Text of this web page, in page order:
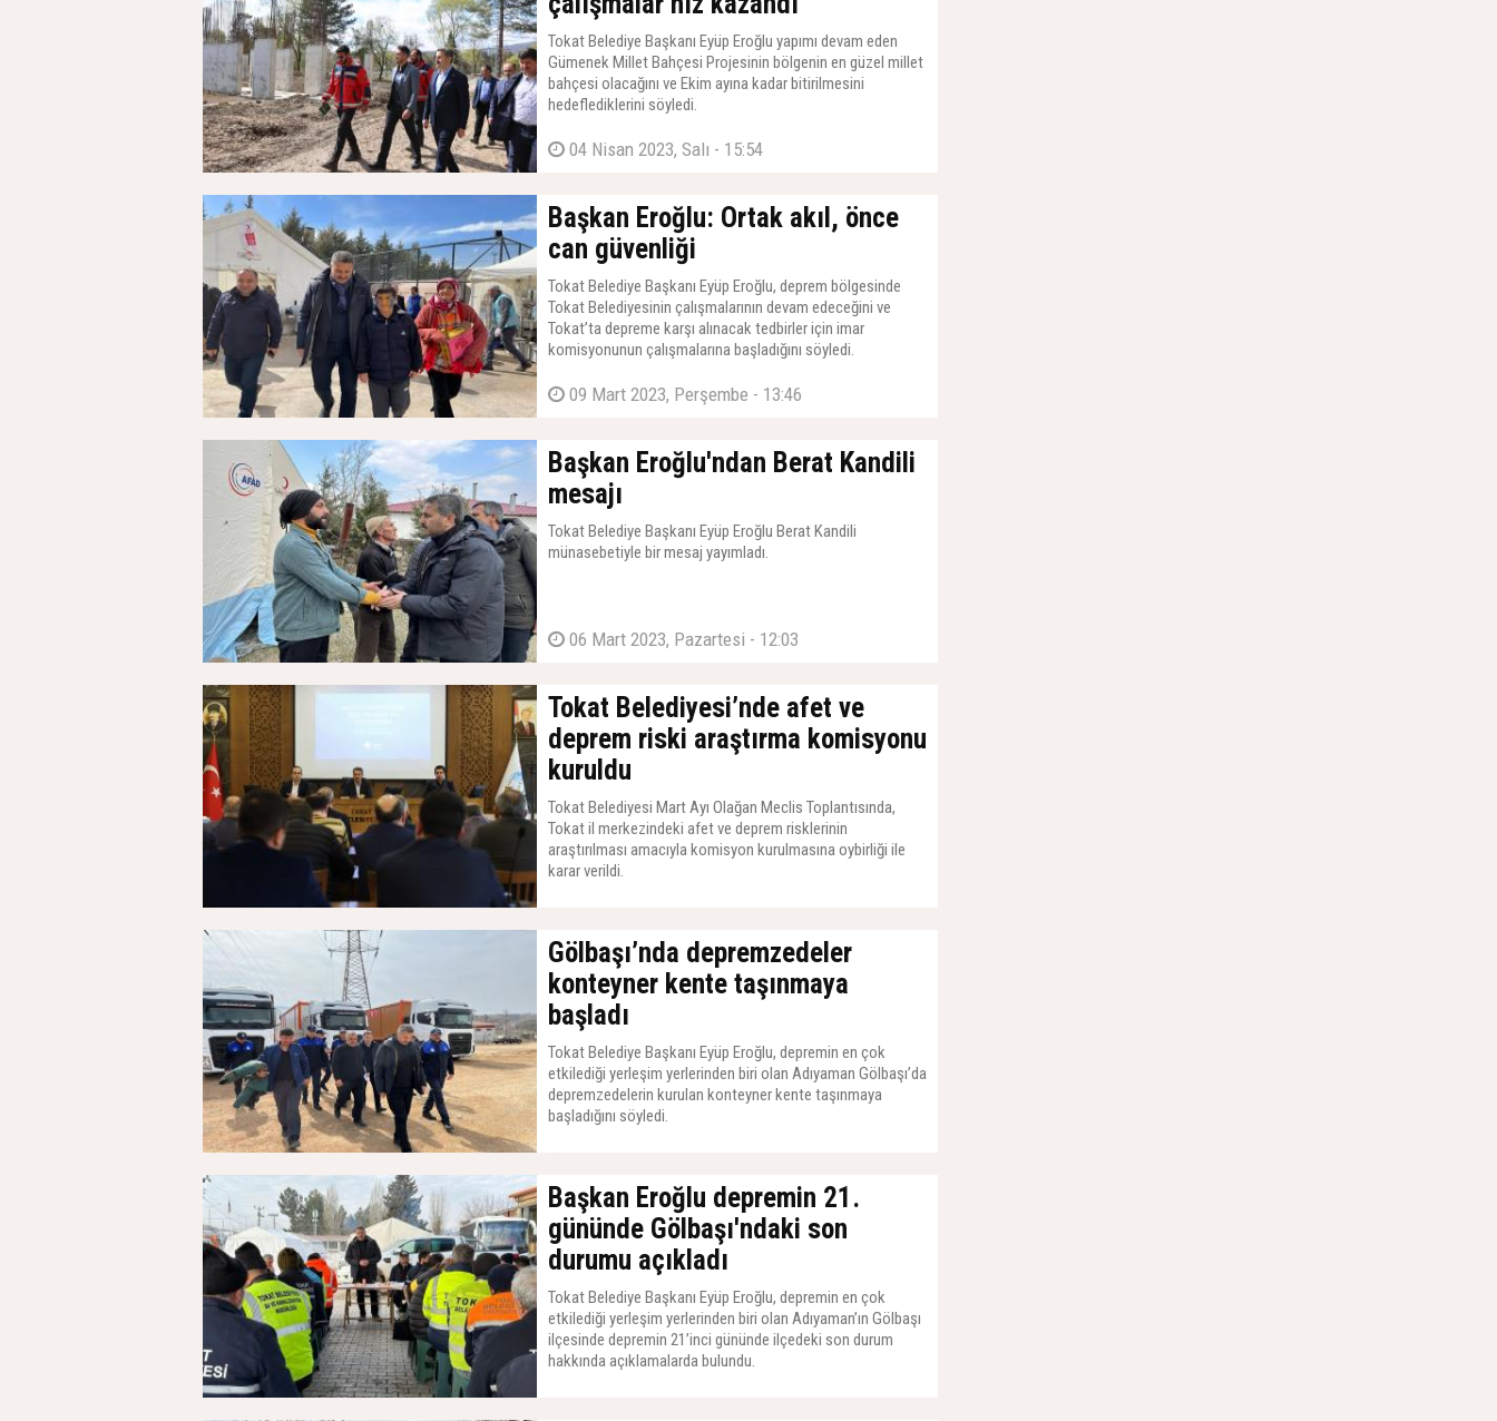
Tokat Belediye Başkanı Eyüp Eroğlu yapımı devam eden
Gümenek Millet Bahçesi Projesinin bölgenin en güzel millet
bahçesi olacağını ve Ekim ayına kadar bitirilmesini
hedeflediklerini söyledi.
04 Nisan 2023, Salı - 15:54
Başkan Eroğlu: Ortak akıl, önce
can güvenliği
Tokat Belediye Başkanı Eyüp Eroğlu, deprem bölgesinde
Tokat Belediyesinin çalışmalarının devam edeceğini ve
Tokat’ta depreme karşı alınacak tedbirler için imar
komisyonunun çalışmalarına başladığını söyledi.
09 Mart 2023, Perşembe - 13:46
Başkan Eroğlu'ndan Berat Kandili
mesajı
Tokat Belediye Başkanı Eyüp Eroğlu Berat Kandili
münasebetiyle bir mesaj yayımladı.
06 Mart 2023, Pazartesi - 12:03
Tokat Belediyesi’nde afet ve
deprem riski araştırma komisyonu
kuruldu
Tokat Belediyesi Mart Ayı Olağan Meclis Toplantısında,
Tokat il merkezindeki afet ve deprem risklerinin
araştırılması amacıyla komisyon kurulmasına oybirliği ile
karar verildi.
Gölbaşı’nda depremzedeler
konteyner kente taşınmaya
başladı
Tokat Belediye Başkanı Eyüp Eroğlu, depremin en çok
etkilediği yerleşim yerlerinden biri olan Adıyaman Gölbaşı’da
depremzedelerin kurulan konteyner kente taşınmaya
başladığını söyledi.
Başkan Eroğlu depremin 21.
gününde Gölbaşı'ndaki son
durumu açıkladı
Tokat Belediye Başkanı Eyüp Eroğlu, depremin en çok
etkilediği yerleşim yerlerinden biri olan Adıyaman’ın Gölbaşı
ilçesinde depremin 21’inci gününde ilçedeki son durum
hakkında açıklamalarda bulundu.